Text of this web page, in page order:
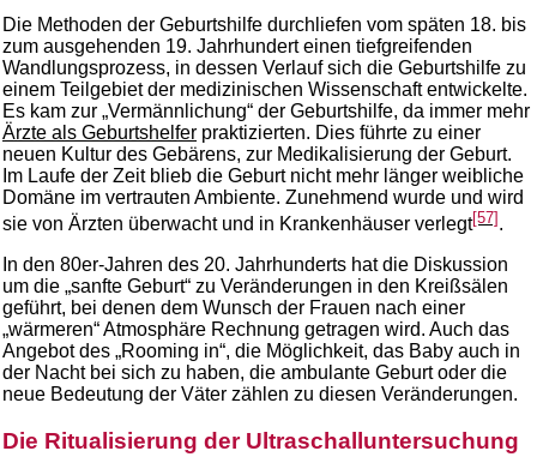
Die Methoden der Geburtshilfe durchliefen vom späten 18. bis
zum ausgehenden 19. Jahrhundert einen tiefgreifenden
Wandlungsprozess, in dessen Verlauf sich die Geburtshilfe zu
einem Teilgebiet der medizinischen Wissenschaft entwickelte.
Es kam zur „Vermännlichung“ der Geburtshilfe, da immer mehr
Ärzte als Geburtshelfer praktizierten. Dies führte zu einer
neuen Kultur des Gebärens, zur Medikalisierung der Geburt.
Im Laufe der Zeit blieb die Geburt nicht mehr länger weibliche
Domäne im vertrauten Ambiente. Zunehmend wurde und wird
sie von Ärzten überwacht und in Krankenhäuser verlegt[57].
In den 80er-Jahren des 20. Jahrhunderts hat die Diskussion
um die „sanfte Geburt“ zu Veränderungen in den Kreißsälen
geführt, bei denen dem Wunsch der Frauen nach einer
„wärmeren“ Atmosphäre Rechnung getragen wird. Auch das
Angebot des „Rooming in“, die Möglichkeit, das Baby auch in
der Nacht bei sich zu haben, die ambulante Geburt oder die
neue Bedeutung der Väter zählen zu diesen Veränderungen.
Die Ritualisierung der Ultraschalluntersuchung